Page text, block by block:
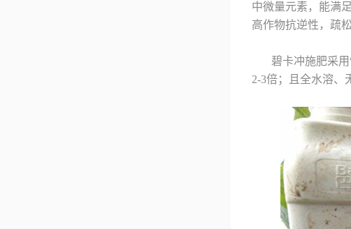
中微量元素，能满
高作物抗逆性，疏
碧卡冲施肥采
2-3倍；且全水溶、